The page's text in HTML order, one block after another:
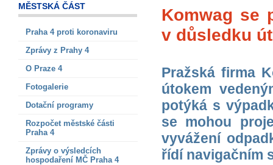
MĚSTSKÁ ČÁST
Praha 4 proti koronaviru
Zprávy z Prahy 4
O Praze 4
Fotogalerie
Dotační programy
Rozpočet městské části
Praha 4
Zprávy o výsledcích
hospodaření MČ Praha 4
Komwag se
v důsledku
Pražská firma
útokem
potýká s
se mohou
vyvážení
řídí navigačním